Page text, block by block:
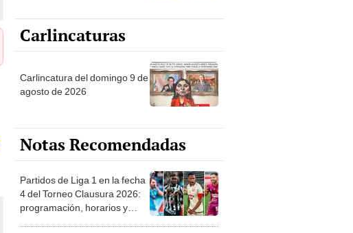
Carlincaturas
Carlincatura del domingo 9 de
agosto de 2026
Notas Recomendadas
Partidos de Liga 1 en la fecha
4 del Torneo Clausura 2026:
programación, horarios y